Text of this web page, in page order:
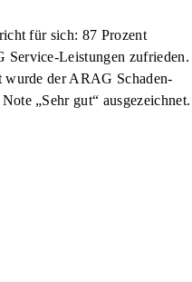
für sich: 87 Prozent
Service-Leistungen zufrieden.
wurde der ARAG Schaden-
„Sehr gut“ ausgezeichnet.